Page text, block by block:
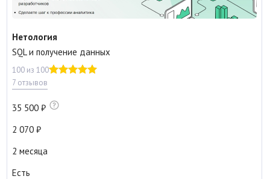
Нетология
SQL и получение данных
100 из 100
7 отзывов
35 500
2 070
2 месяца
Есть